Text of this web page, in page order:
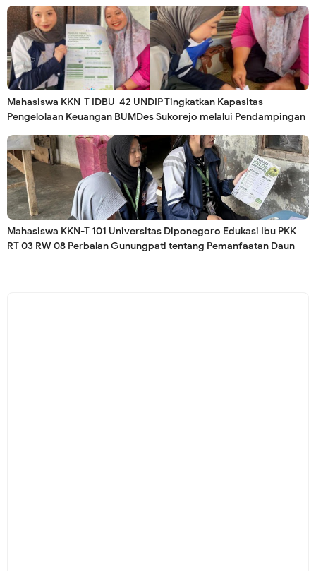
Mahasiswa KKN-T IDBU-42 UNDIP Tingkatkan Kapasitas
Pengelolaan Keuangan BUMDes Sukorejo melalui Pendampingan
Mahasiswa KKN-T 101 Universitas Diponegoro Edukasi Ibu PKK
RT 03 RW 08 Perbalan Gunungpati tentang Pemanfaatan Daun